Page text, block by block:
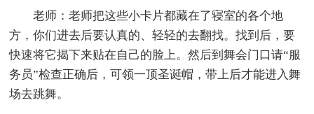
老师：老师把这些小卡片都藏在了寝室的各个地
方，你们进去后要认真的、轻轻的去翻找。找到后，要
快速将它揭下来贴在自己的脸上。然后到舞会门口请“服
务员”检查正确后，可领一顶圣诞帽，带上后才能进入舞
场去跳舞。